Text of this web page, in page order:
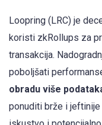
Loopring (LRC) je
koristi zkRollups za
transakcija.
poboljšati
obradu više
ponuditi brže i